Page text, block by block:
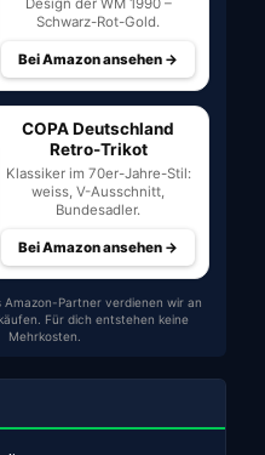
Design der WM 1990 –
Schwarz-Rot-Gold.
Bei Amazon ansehen →
COPA Deutschland
Retro-Trikot
Klassiker im 70er-Jahre-Stil:
weiss, V-Ausschnitt,
Bundesadler.
Bei Amazon ansehen →
Partner verdienen wir an
Für dich entstehen keine
Mehrkosten.